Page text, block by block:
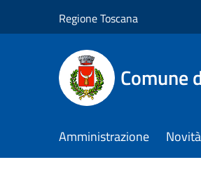
Regione Toscana
Comune
Amministrazione Novità